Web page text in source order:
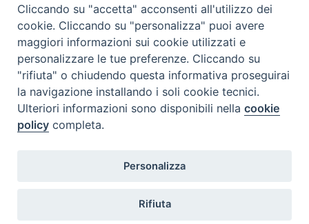
b
o
k
e
e
s
t
e
I
n
a
d
s
s
A
p
p
g
a
m
Esercizi spirituali per
catechisti ed educatori
Messaggio di cordoglio per la
morte di padre Luigi Russo
Piazza Sant'Antonio, 6
Curia Vescovile
Cliccando su "accetta" acconsenti all'utilizzo dei
cookie. Cliccando su "personalizza" puoi avere
maggiori informazioni sui cookie utilizzati e
personalizzare le tue preferenze. Cliccando su
"rifiuta" o chiudendo questa informativa proseguirai
la navigazione installando i soli cookie tecnici.
Ulteriori informazioni sono disponibili nellacookie
policy completa.
Personalizza
Rifiuta